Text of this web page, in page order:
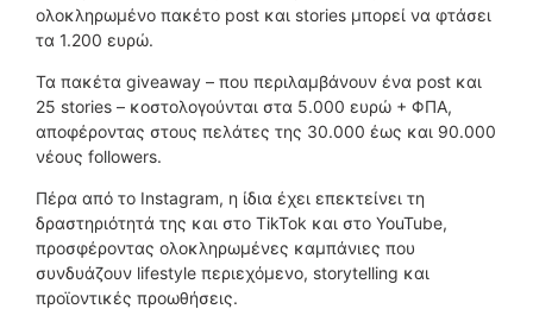
ολοκληρωμένο πακέτο post και stories μπορεί να φτάσει
τα 1.200 ευρώ.
Τα πακέτα giveaway – που περιλαμβάνουν ένα post και
25 stories – κοστολογούνται στα 5.000 ευρώ + ΦΠΑ,
αποφέροντας στους πελάτες της 30.000 έως και 90.000
νέους followers.
Πέρα από το Instagram, η ίδια έχει επεκτείνει τη
δραστηριότητά της και στο TikTok και στο YouTube,
προσφέροντας ολοκληρωμένες καμπάνιες που
συνδυάζουν lifestyle περιεχόμενο, storytelling και
προϊοντικές προωθήσεις.